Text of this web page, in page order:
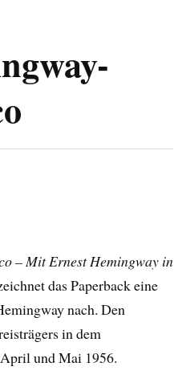
– Mit Ernest Hemingway in
das Paperback eine
nach. Den
in dem
und Mai 1956.